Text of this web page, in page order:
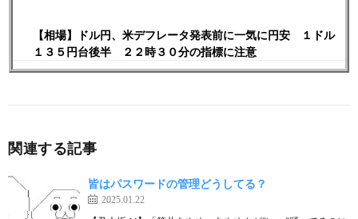
【相場】ドル円、米デフレータ発表前に一気に円安 １ドル
１３５円台後半 ２２時３０分の指標に注意
関連する記事
皆はパスワードの管理どうしてる？
2025.01.22